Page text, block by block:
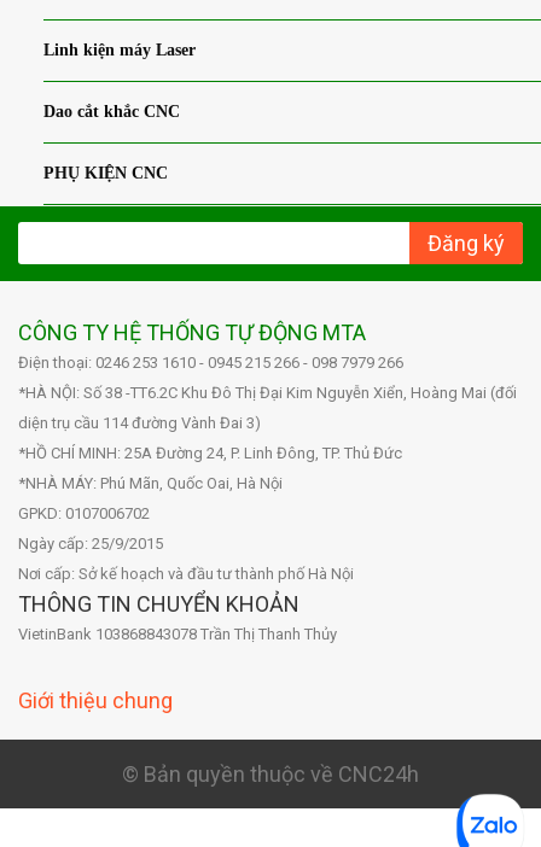
Linh kiện máy Laser
Dao cắt khắc CNC
PHỤ KIỆN CNC
Đăng ký
CÔNG TY HỆ THỐNG TỰ ĐỘNG MTA
Điện thoại: 0246 253 1610 - 0945 215 266 - 098 7979 266
*HÀ NỘI: Số 38 -TT6.2C Khu Đô Thị Đại Kim Nguyễn Xiển, Hoàng Mai (đối
diện trụ cầu 114 đường Vành Đai 3)
*HỒ CHÍ MINH: 25A Đường 24, P. Linh Đông, TP. Thủ Đức
*NHÀ MÁY: Phú Mãn, Quốc Oai, Hà Nội
GPKD: 0107006702
Ngày cấp: 25/9/2015
Nơi cấp: Sở kế hoạch và đầu tư thành phố Hà Nội
THÔNG TIN CHUYỂN KHOẢN
VietinBank 103868843078 Trần Thị Thanh Thủy
Giới thiệu chung
© Bản quyền thuộc về CNC24h